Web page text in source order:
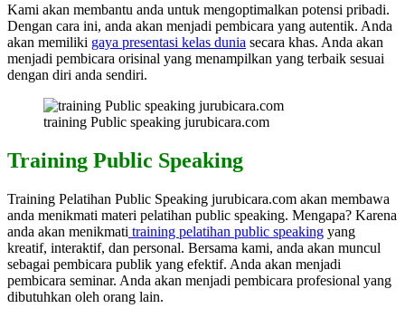
Kami akan membantu anda untuk mengoptimalkan potensi pribadi.
Dengan cara ini, anda akan menjadi pembicara yang autentik. Anda
akan memiliki gaya presentasi kelas dunia secara khas. Anda akan
menjadi pembicara orisinal yang menampilkan yang terbaik sesuai
dengan diri anda sendiri.
training Public speaking jurubicara.com
Training Public Speaking
Training Pelatihan Public Speaking jurubicara.com akan membawa
anda menikmati materi pelatihan public speaking. Mengapa? Karena
anda akan menikmati training pelatihan public speaking yang
kreatif, interaktif, dan personal. Bersama kami, anda akan muncul
sebagai pembicara publik yang efektif. Anda akan menjadi
pembicara seminar. Anda akan menjadi pembicara profesional yang
dibutuhkan oleh orang lain.